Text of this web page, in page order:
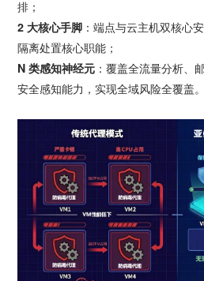
排；
2 大核心手脚 ：端点与云主机双核心
隔离处置核心职能；
N 类感知神经元 ：覆盖全流量分析、
安全感知能力，实现全域风险全覆盖。